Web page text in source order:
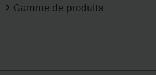
Gamme de produits